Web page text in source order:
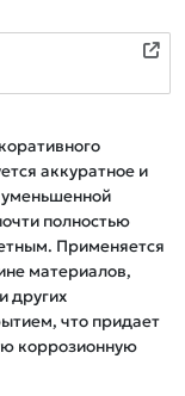
аккуратное и
уменьшенной
полностью
Применяется
материалов,
других
что придает
коррозионную